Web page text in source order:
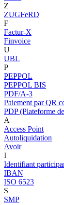
Z
ZUGFeRD
F
Factur-X
Finvoice
U
UBL
P
PEPPOL
PEPPOL BIS
PDF/A-3
Paiement par QR
PDP (Plateforme
A
Access Point
Autoliquidation
Avoir
I
Identifiant
IBAN
ISO 6523
S
SMP